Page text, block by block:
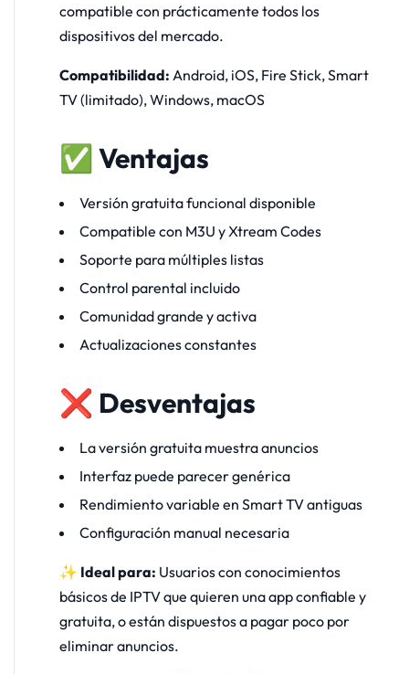
compatible con prácticamente todos los
dispositivos del mercado.
Compatibilidad: Android, iOS, Fire Stick, Smart
TV (limitado), Windows, macOS
✅ Ventajas
Versión gratuita funcional disponible
Compatible con M3U y Xtream Codes
Soporte para múltiples listas
Control parental incluido
Comunidad grande y activa
Actualizaciones constantes
❌ Desventajas
La versión gratuita muestra anuncios
Interfaz puede parecer genérica
Rendimiento variable en Smart TV antiguas
Configuración manual necesaria
✨ Ideal para: Usuarios con conocimientos
básicos de IPTV que quieren una app confiable y
gratuita, o están dispuestos a pagar poco por
eliminar anuncios.